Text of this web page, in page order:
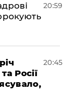
20:59
Росії
20:45